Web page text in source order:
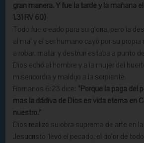
gran manera. Y fue la tarde y la mañana
1.31 RV 60)
Todo fue creado para su gloria, pero la
al mal y el ser humano cayó por su propia
a robar, matar y destruir estaba a punto
Dios echó al hombre y a la mujer del
misericordia y maldijo a la serpiente.
Romanos 6:23 dice: “Porque la paga del
mas la dádiva de Dios es vida eterna en
nuestro.”
Dios realizó su obra suprema de arte en la
Jesucristo llevó el pecado, el dolor de